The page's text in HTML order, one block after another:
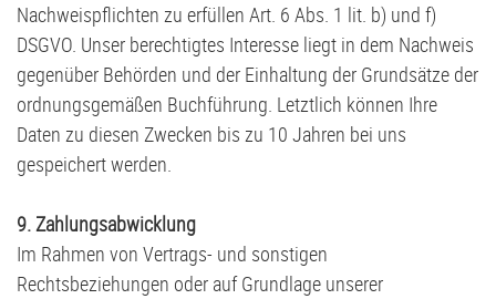
Nachweispflichten zu erfüllen Art. 6 Abs. 1 lit. b) und f)
DSGVO. Unser berechtigtes Interesse liegt in dem Nachweis
gegenüber Behörden und der Einhaltung der Grundsätze der
ordnungsgemäßen Buchführung. Letztlich können Ihre
Daten zu diesen Zwecken bis zu 10 Jahren bei uns
gespeichert werden.
9. Zahlungsabwicklung
Im Rahmen von Vertrags- und sonstigen
Rechtsbeziehungen oder auf Grundlage unserer